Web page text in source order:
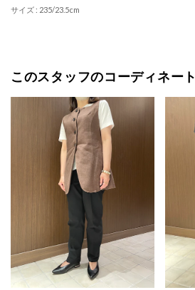
サイズ : 235/23.5cm
このスタッフのコーディネート